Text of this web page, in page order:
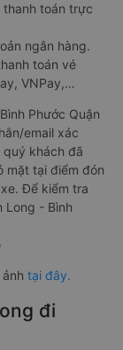
toán trực
ngân hàng.
toán vé
VNPay,…
Phước Quận
email xác
quý khách đã
mặt tại điểm đón
Để kiểm tra
Long - Bình
tại đây.
đi